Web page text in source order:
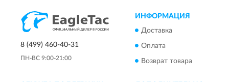
8 (499) 460-40-31
ПН-ВС 9:00-21:00
ИНФОРМАЦИЯ
Доставка
Оплата
Возврат товара